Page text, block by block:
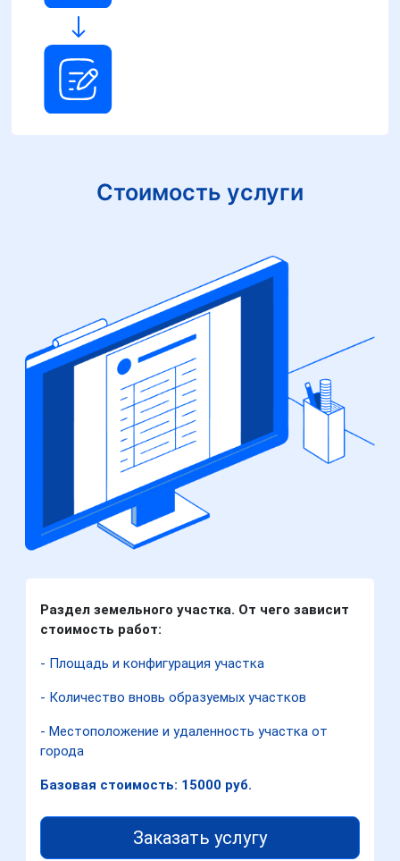
Стоимость услуги
Раздел земельного участка. От чего зависит
стоимость работ:
- Площадь и конфигурация участка
- Количество вновь образуемых участков
- Местоположение и удаленность участка от
города
Базовая стоимость: 15000 руб.
Заказать услугу